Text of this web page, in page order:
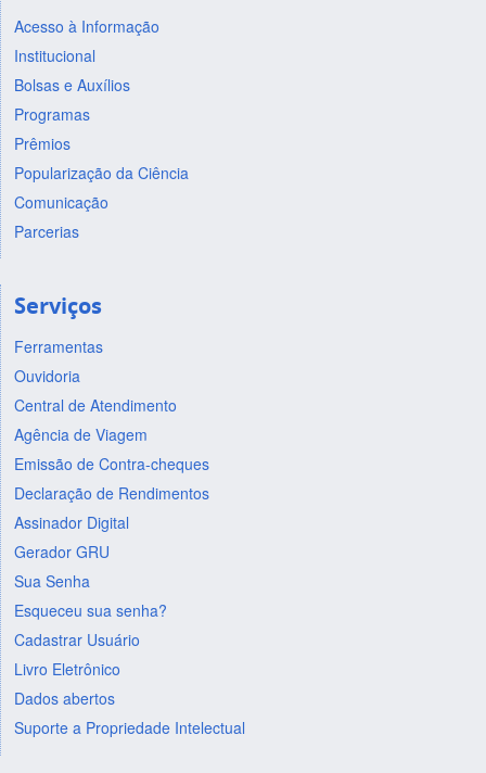
Acesso à Informação
Institucional
Bolsas e Auxílios
Programas
Prêmios
Popularização da Ciência
Comunicação
Parcerias
Serviços
Ferramentas
Ouvidoria
Central de Atendimento
Agência de Viagem
Emissão de Contra-cheques
Declaração de Rendimentos
Assinador Digital
Gerador GRU
Sua Senha
Esqueceu sua senha?
Cadastrar Usuário
Livro Eletrônico
Dados abertos
Suporte a Propriedade Intelectual